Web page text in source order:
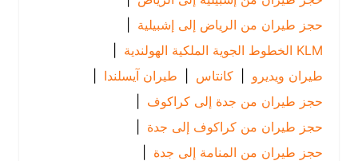
حجز طيران من الرياض إلى إشبيلية |
|
طيران ويديرو
| كانتاس | طيران آيسلندا |
حجز طيران من جدة إلى كراكوف |
حجز طيران من كراكوف إلى جدة
حجز طيران من المنامة إلى جدة